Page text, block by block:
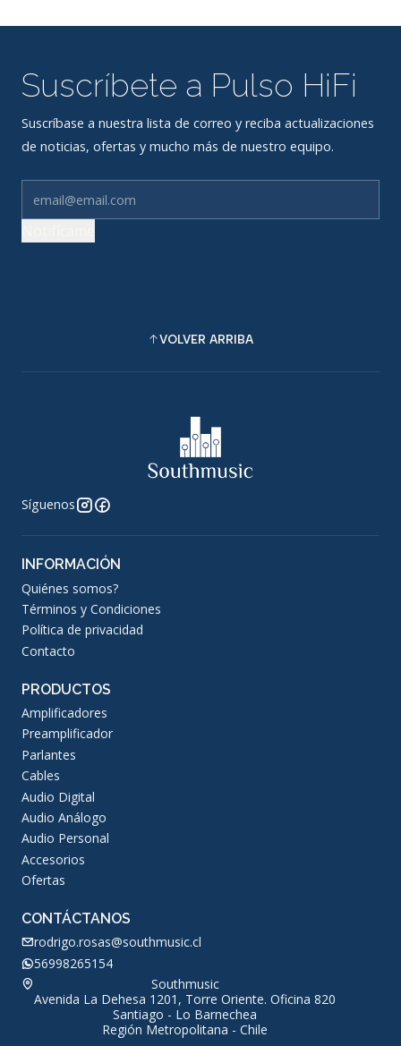
Suscríbete a Pulso HiFi
Suscríbase a nuestra lista de correo y reciba actualizaciones
de noticias, ofertas y mucho más de nuestro equipo.
VOLVER ARRIBA
Síguenos
INFORMACIÓN
Quiénes somos?
Términos y Condiciones
Política de privacidad
Contacto
PRODUCTOS
Amplificadores
Preamplificador
Parlantes
Cables
Audio Digital
Audio Análogo
Audio Personal
Accesorios
Ofertas
CONTÁCTANOS
rodrigo.rosas@southmusic.cl
56998265154
Southmusic
Avenida La Dehesa 1201, Torre Oriente. Oficina 820
Santiago - Lo Barnechea
Región Metropolitana - Chile